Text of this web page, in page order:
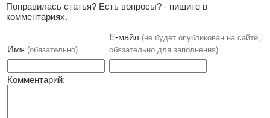
Понравилась статья? Есть вопросы? - пишите в
комментариях.
Имя (обязательно)
Е-майл (не будет опубликован на сайте,
обязательно для заполнения)
Комментарий: